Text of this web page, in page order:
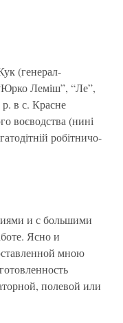
(генерал-
Леміш”, “Ле”,
р. в с. Красне
воєводства (нині
робітничо-
и с большими
Ясно и
мною
полевой или